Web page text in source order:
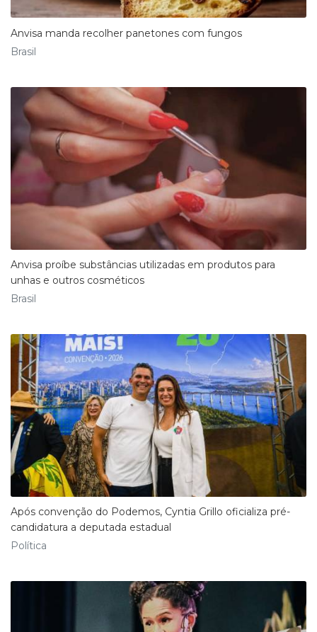
Anvisa manda recolher panetones com fungos
Brasil
Anvisa proíbe substâncias utilizadas em produtos para
unhas e outros cosméticos
Brasil
Após convenção do Podemos, Cyntia Grillo oficializa pré-
candidatura a deputada estadual
Política